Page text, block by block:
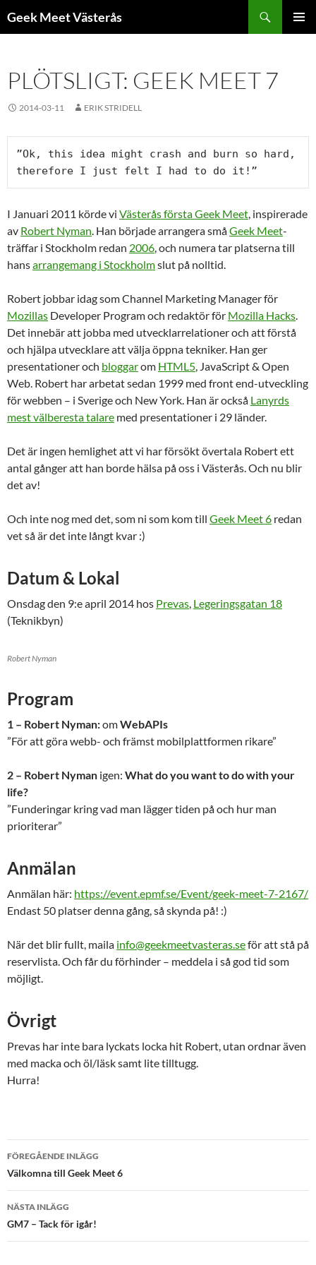
tillGeek Meet Västerås
PLÖTSLIGT: GEEK MEET 7
2014-03-11 ERIK STRIDELL
”Ok, this idea might crash and burn so hard,
therefore I just felt I had to do it!”
I Januari 2011 körde vi Västerås första Geek Meet, inspirerade
av Robert Nyman. Han började arrangera småGeek Meet-
träffar i Stockholm redan 2006, och numera tar platserna till
hansarrangemang i Stockholmslut på nolltid.
Robert jobbar idag som Channel Marketing Manager för
Mozillas Developer Program och redaktör för Mozilla Hacks.
Det innebär att jobba med utvecklarrelationer och att förstå
och hjälpa utvecklare att välja öppna tekniker. Han ger
presentationer och bloggarom HTML5, JavaScript & Open
Web. Robert har arbetat sedan 1999 med front end-utveckling
för webben – i Sverige och New York. Han är också Lanyrds
mest välberesta talare med presentationer i 29 länder.
Det är ingen hemlighet att vi har försökt övertala Robert ett
antal gånger att han borde hälsa på oss i Västerås. Och nu blir
det av!
Och inte nog med det, som ni som kom till Geek Meet 6 redan
vet så är det inte långt kvar :)
Datum & Lokal
Onsdag den 9:e april 2014 hos Prevas, Legeringsgatan 18
(Teknikbyn)
Robert Nyman
Program
1 – Robert Nyman:omWebAPIs
”För att göra webb- och främst mobilplattformen rikare”
2 – Robert Nyman igen: What do you want to do with your
life?
”Funderingar kring vad man lägger tiden på och hur man
prioriterar”
Anmälan
Anmälan här: https://event.epmf.se/Event/geek-meet-7-2167/
Endast 50 platser denna gång, så skynda på! :)
När det blir fullt, maila info@geekmeetvasteras.seför att stå på
reservlista. Och får du förhinder – meddela i så god tid som
möjligt.
Övrigt
Prevas har inte bara lyckats locka hit Robert, utan ordnar även
med macka och öl/läsk samt lite tilltugg.
Hurra!
Inläggsnavigering
FÖREGÅENDE INLÄGG
Välkomna till Geek Meet 6
NÄSTA INLÄGG
GM7 – Tack för igår!